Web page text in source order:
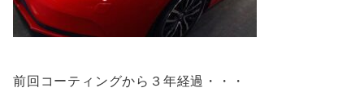
前回コーティングから３年経過・・・